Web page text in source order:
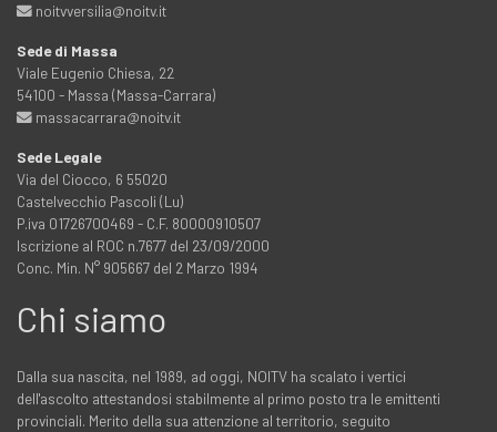
noitvversilia@noitv.it
Sede di Massa
Viale Eugenio Chiesa, 22
54100 - Massa (Massa-Carrara)
massacarrara@noitv.it
Sede Legale
Via del Ciocco, 6 55020
Castelvecchio Pascoli (Lu)
P.iva 01726700469 - C.F. 80000910507
Iscrizione al ROC n.7677 del 23/09/2000
Conc. Min. N° 905667 del 2 Marzo 1994
Chi siamo
Dalla sua nascita, nel 1989, ad oggi, NOITV ha scalato i vertici
dell'ascolto attestandosi stabilmente al primo posto tra le emittenti
provinciali. Merito della sua attenzione al territorio, seguito